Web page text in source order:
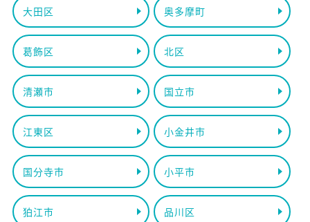
大田区 奥多摩町
葛飾区 北区
清瀬市 国立市
江東区 小金井市
国分寺市 小平市
狛江市 品川区